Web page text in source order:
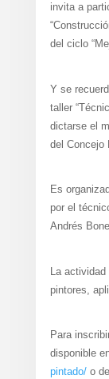
invita a
del ciclo
Y se
taller
dictarse el
del Concejo
Es
por el
Andrés
La
pintores,
Para
disponible
pintado/o